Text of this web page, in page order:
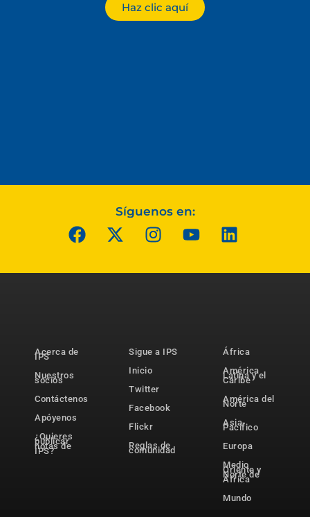
Haz clic aquí
Síguenos en:
Acerca de
IPS
Nuestros
socios
Contáctenos
Apóyenos
¿Quieres
publicar
notas de
IPS?
Sigue a IPS
Inicio
Twitter
Facebook
Flickr
Reglas de
comunidad
África
América
Latina y el
Caribe
América del
Norte
Asia-
Pacífico
Europa
Medio
Oriente y
Norte de
África
Mundo